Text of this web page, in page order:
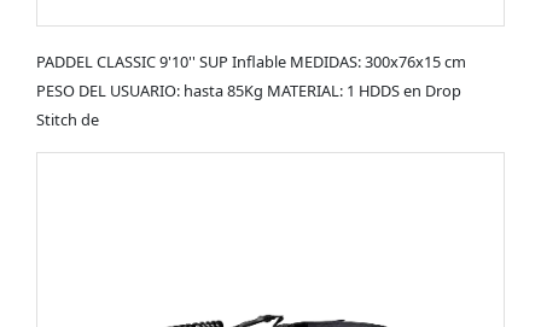
PADDEL CLASSIC 9'10'' SUP Inflable MEDIDAS: 300x76x15 cm
PESO DEL USUARIO: hasta 85Kg MATERIAL: 1 HDDS en Drop
Stitch de